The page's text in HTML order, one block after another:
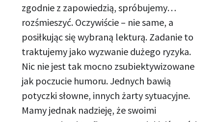
zgodnie z zapowiedzią, spróbujemy…
rozśmieszyć. Oczywiście – nie same, a
posiłkując się wybraną lekturą. Zadanie to
traktujemy jako wyzwanie dużego ryzyka.
Nic nie jest tak mocno zsubiektywizowane
jak poczucie humoru. Jednych bawią
potyczki słowne, innych żarty sytuacyjne.
Mamy jednak nadzieję, że swoimi